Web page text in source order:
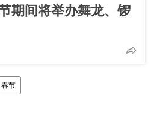
期间将举办舞龙、锣
春节